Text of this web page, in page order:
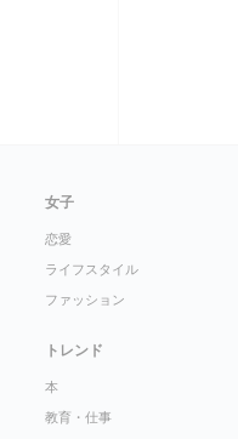
女子
恋愛
ライフスタイル
ファッション
トレンド
本
教育・仕事